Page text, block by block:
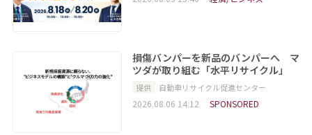
損傷バンパーを新品のバンパーへ マ
ツダが取り組む「水平リサイクル」
提供 自動車リサイクル促進センター
2026.08.06 14:12 SPONSORED